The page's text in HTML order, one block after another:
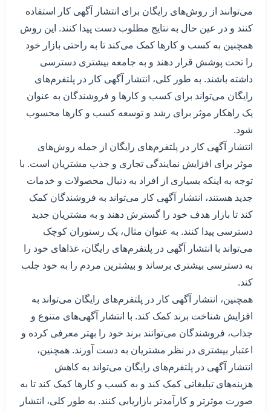
می‌توانند از روش‌های رایگان برای انتشار آگهی کار استفاده
کنند و در عین حال به نتایج مطلوب دست پیدا کنند. این روش
همچنین به کسب و کارها کمک می‌کند تا به راحتی بازار خود
را تحت پوشش قرار دهند و به جامعه بیشتری دسترسی
داشته باشند. به طور کلی، انتشار آگهی کار در پلتفرم‌های
رایگان می‌تواند برای کسب و کارها و فروشندگان به عنوان
یک راهکار موثر برای رشد و توسعه کسب و کارها محسوب
شود.
انتشار آگهی کار در پلتفرم‌های رایگان از جمله روش‌های
موثر برای افزایش نمایندگی تجاری و جذب مشتریان است. با
توجه به اینکه بسیاری از افراد به دنبال محصولات و خدمات
جدید هستند، انتشار آگهی کار می‌تواند به فروشندگان کمک
کند تا بازار هدف خود را گسترش دهند و به مشتریان جدید
دسترسی پیدا کنند. به عنوان مثال، یک رستوران کوچک
می‌تواند با انتشار آگهی در پلتفرم‌های رایگان، غذاهای خود را
به دسترسی بیشتری برساند و بیشترین مردم را به خود جلب
کند.
همچنین، انتشار آگهی کار در پلتفرم‌های رایگان می‌تواند به
افزایش شناخت برند کمک کند. با انتشار آگهی‌های متنوع و
جذاب، فروشندگان می‌توانند برند خود را بهتر معرفی کرده و
اعتبار بیشتری در نظر مشتریان به دست آورند. همچنین،
انتشار آگهی در پلتفرم‌های رایگان می‌تواند به کاهش
هزینه‌های تبلیغاتی کمک کند و به کسب و کارها کمک کند تا به
صورت موثرتر و کارآمدتر بازاریابی کنند. به طور کلی، انتشار